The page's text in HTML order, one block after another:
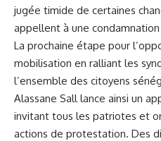
jugée timide de certaines
appellent à une
La prochaine étape pour
mobilisation en ralliant les
l’ensemble des citoyens
Alassane Sall lance ainsi un
invitant tous les patriotes et
actions de protestation. Des